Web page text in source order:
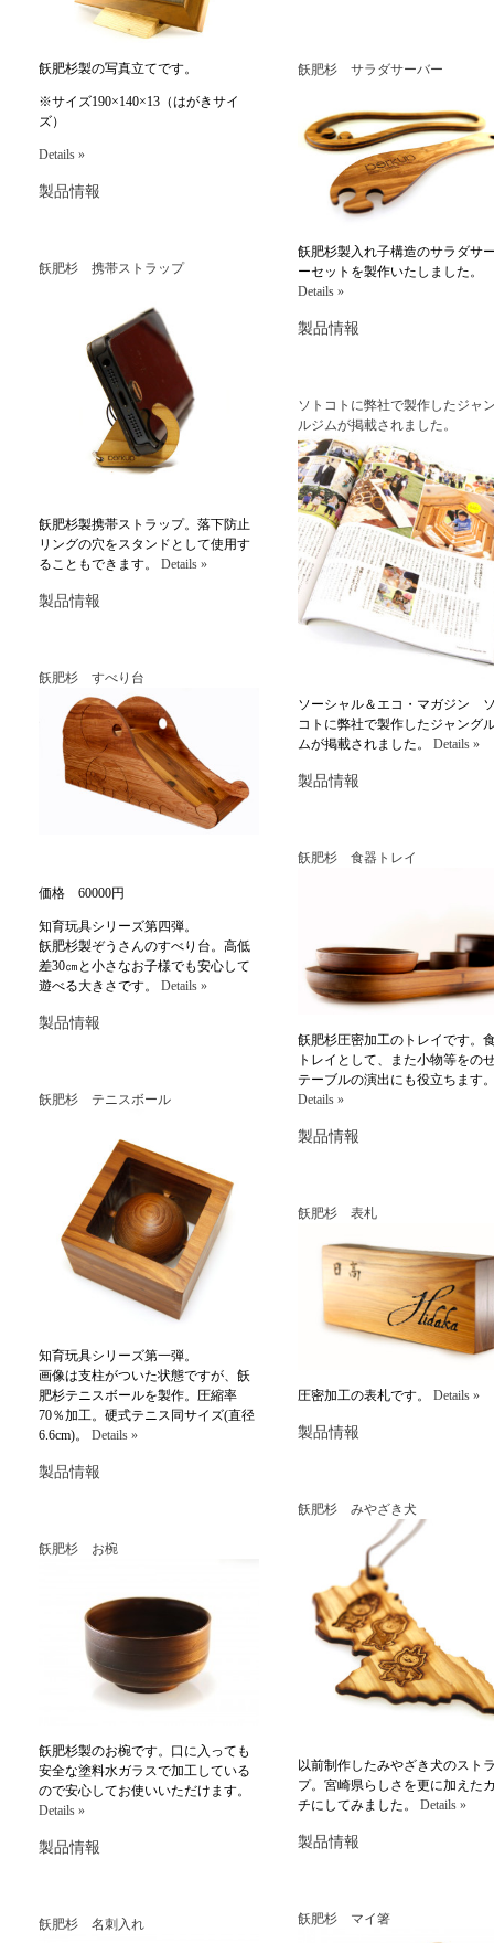
飫肥杉製の写真立てです。
※サイズ190×140×13（はがきサイ
ズ）
Details »
製品情報
飫肥杉 サラダサーバー
飫肥杉製入れ子構造のサラダサ
ーセットを製作いたしました。
Details »
製品情報
飫肥杉 携帯ストラップ
飫肥杉製携帯ストラップ。落下防止
リングの穴をスタンドとして使用す
ることもできます。 Details »
製品情報
ソトコトに弊社で製作したジャ
ルジムが掲載されました。
ソーシャル＆エコ・マガジン
コトに弊社で製作したジャング
ムが掲載されました。 Details »
製品情報
飫肥杉 すべり台
価格 60000円
知育玩具シリーズ第四弾。
飫肥杉製ぞうさんのすべり台。高低
差30㎝と小さなお子様でも安心して
遊べる大きさです。 Details »
製品情報
飫肥杉 食器トレイ
飫肥杉圧密加工のトレイです。
トレイとして、また小物等をの
テーブルの演出にも役立ちます
Details »
製品情報
飫肥杉 テニスボール
知育玩具シリーズ第一弾。
画像は支柱がついた状態ですが、飫
肥杉テニスボールを製作。圧縮率
70％加工。硬式テニス同サイズ(直径
6.6cm)。 Details »
製品情報
飫肥杉 表札
圧密加工の表札です。 Details »
製品情報
飫肥杉 みやざき犬
以前制作したみやざき犬のスト
プ。宮崎県らしさを更に加えた
チにしてみました。 Details »
製品情報
飫肥杉 お椀
飫肥杉製のお椀です。口に入っても
安全な塗料水ガラスで加工している
ので安心してお使いいただけます。
Details »
製品情報
飫肥杉 マイ箸
飫肥杉 名刺入れ